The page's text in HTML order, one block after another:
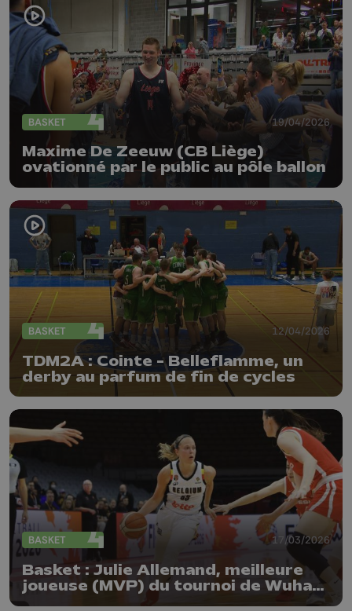
BASKET 19/04/2026
Maxime De Zeeuw (CB Liège)
ovationné par le public au pôle ballon
BASKET 12/04/2026
TDM2A : Cointe - Belleflamme, un
derby au parfum de fin de cycles
BASKET 17/03/2026
Basket : Julie Allemand, meilleure
joueuse (MVP) du tournoi de Wuhan
avec le Belgian Cats